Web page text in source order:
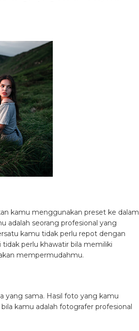
kamu menggunakan preset ke dalam
adalah seorang profesional yang
kamu tidak perlu repot dengan
perlu khawatir bila memiliki
mempermudahmu.
yang sama. Hasil foto yang kamu
kamu adalah fotografer profesional